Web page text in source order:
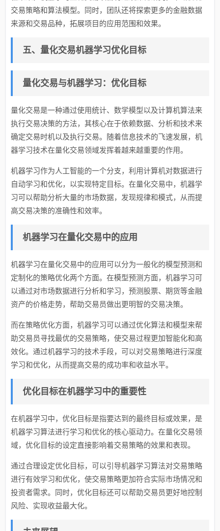
交易策略和算法模型。同时，团队还将探索更多的金融数据
来源和交易品种，拓展项目的应用范围和效果。
五、量化交易机器学习优化目标
量化交易与机器学习：优化目标
量化交易是一种通过使用统计、数学模型以及计算机算法来
执行交易决策的方法，其核心在于依赖数据、分析和技术来
确定交易时机以及执行交易。随着信息技术的飞速发展，机
器学习技术在量化交易领域发挥着越来越重要的作用。
机器学习作为人工智能的一个分支，利用计算机对数据进行
自动学习和优化，以实现特定目标。在量化交易中，机器学
习可以帮助分析大量的市场数据，发现规律和模式，从而提
高交易决策的准确性和效率。
机器学习在量化交易中的应用
机器学习在量化交易中的应用可以分为一般化的模型预测和
定制化的策略优化两个方面。在模型预测方面，机器学习可
以通过对市场数据进行分析和学习，预测股票、期货等金融
资产的价格走势，帮助交易员做出更明智的交易决策。
而在策略优化方面，机器学习可以通过优化算法和模型来帮
助交易员寻找最优的交易策略，使交易过程更加智能化和高
效化。通过机器学习的技术手段，可以对交易策略进行深度
学习和优化，从而提高交易的成功率和收益水平。
优化目标在机器学习中的重要性
在机器学习中，优化目标是指要达到的最终目标或效果，是
机器学习算法进行学习和优化的核心驱动力。在量化交易领
域，优化目标的设定直接影响着交易策略的效果和表现。
通过合理设定优化目标，可以引导机器学习算法对交易策略
进行有效学习和优化，使交易策略更加符合实际市场情况和
投资者需求。同时，优化目标还可以帮助交易员更好地控制
风险、实现收益最大化。